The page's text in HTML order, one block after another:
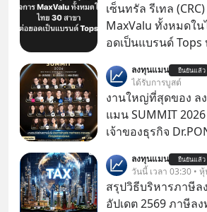
เซ็นทรัล รีเทล
MaxValu ทั้งหมดใ
อดเป็นแบรนด์
CRC แจ้งตลาดหลัก
เซ็นทรัล ฟู้ด รีเทล จ
บริษัทย่อยที่ CRC ถือ
ทางอ้อม 100%
ลงทุนแมน ยืนยันแล้ว
ได้รับการบูสต์
งานใหญ่ที่สุดของ ล
แมน SUMMIT
เจ้าของธุรกิจ
Fastwork, MizuMi,
มาแชร์ความรู้การส
ลงทุนแมน ยืนยันแล้ว
วันนี้ เวลา 03:30 •
สรุปวิธีบริหารภาษี
อัปเดต 2569 ภาษีล